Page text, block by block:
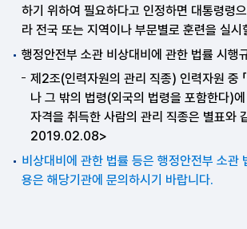
하기 위하여 필요하다고 인정하면 대통령령
라 전국 또는 지역이나 부문별로 훈련을 실시
행정안전부 소관 비상대비에 관한 법률 시행
제2조(인력자원의 관리 직종) 인력자원 중 「
나 그 밖의 법령(외국의 법령을 포함한다)
자격을 취득한 사람의 관리 직종은 별표와
2019.02.08>
비상대비에 관한 법률 등은 행정안전부 소관
용은 해당기관에 문의하시기 바랍니다.